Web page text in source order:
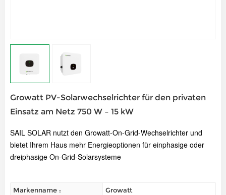
Growatt PV-Solarwechselrichter für den privaten
Einsatz am Netz 750 W – 15 kW
SAIL SOLAR nutzt den Growatt-On-Grid-Wechselrichter und
bietet Ihrem Haus mehr Energieoptionen für einphasige oder
dreiphasige On-Grid-Solarsysteme
Markenname :
Growatt